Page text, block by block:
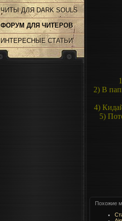
ЧИТЫ ДЛЯ DARK SOULS
2
ФОРУМ ДЛЯ ЧИТЕРОВ
ИНТЕРЕСНЫЕ СТАТЬИ
2) В
4)
5)
Похожие